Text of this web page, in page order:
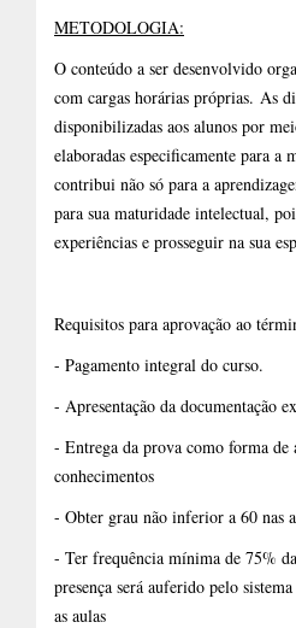
METODOLOGIA:
O conteúdo a ser desenvolvido
com cargas horárias próprias. As
disponibilizadas aos alunos por
elaboradas especificamente para a
contribui não só para a
para sua maturidade intelectual,
experiências e prosseguir na sua
Requisitos para aprovação ao
- Pagamento integral do curso.
- Apresentação da documentação
- Entrega da prova como forma de
conhecimentos
- Obter grau não inferior a 60 nas
- Ter frequência mínima de 75%
presença será auferido pelo
as aulas